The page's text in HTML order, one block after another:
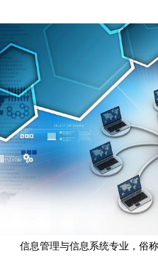
信息管理与信息系统专业，俗